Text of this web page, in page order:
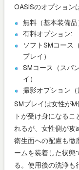
OASISのオプション
無料（基本装備
有料オプション:
ソフトSMコース
プレイ）
SMコース（スパ
イ）
撮影オプション（
SMプレイは女性が
トが受け身になる
れるが、女性側が攻
衛生面への配慮も徹
ームを装着した状態
る。使用後の洗浄も